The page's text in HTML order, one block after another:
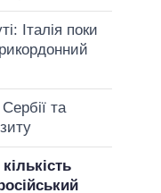
Італія поки
та